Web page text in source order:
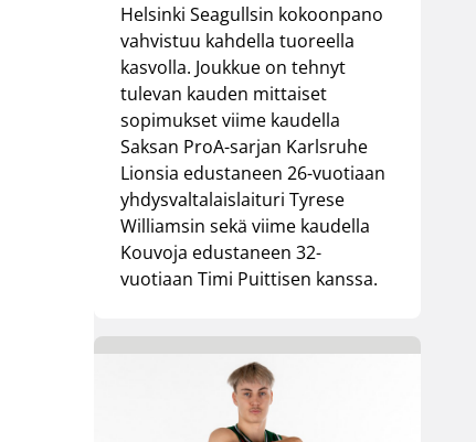
Helsinki Seagullsin kokoonpano
vahvistuu kahdella tuoreella
kasvolla. Joukkue on tehnyt
tulevan kauden mittaiset
sopimukset viime kaudella
Saksan ProA-sarjan Karlsruhe
Lionsia edustaneen 26-vuotiaan
yhdysvaltalaislaituri Tyrese
Williamsin sekä viime kaudella
Kouvoja edustaneen 32-
vuotiaan Timi Puittisen kanssa.